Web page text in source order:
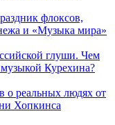
флоксов,
и «Музыка мира»
глуши. Чем
Курехина?
о реальных людях от
Хопкинса